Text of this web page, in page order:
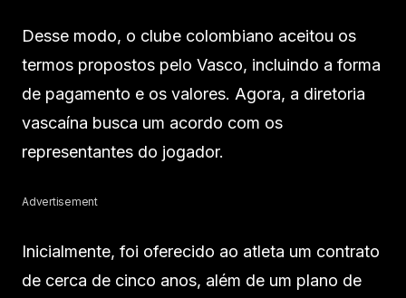
Desse modo, o clube colombiano aceitou os
termos propostos pelo Vasco, incluindo a forma
de pagamento e os valores. Agora, a diretoria
vascaína busca um acordo com os
representantes do jogador.
Advertisement
Inicialmente, foi oferecido ao atleta um contrato
de cerca de cinco anos, além de um plano de